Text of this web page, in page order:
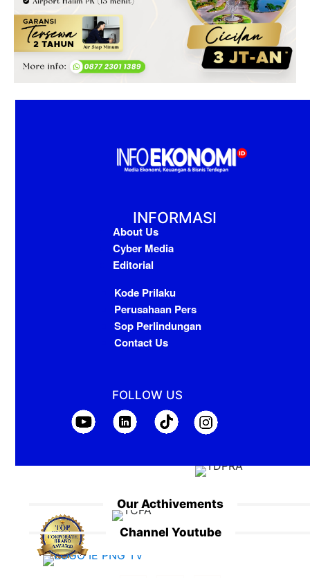
INFORMASI
About Us
Cyber Media
Editorial
Kode Prilaku
Perusahaan Pers
Sop Perlindungan
Contact Us
FOLLOW US
Our Acthivements
Channel Youtube